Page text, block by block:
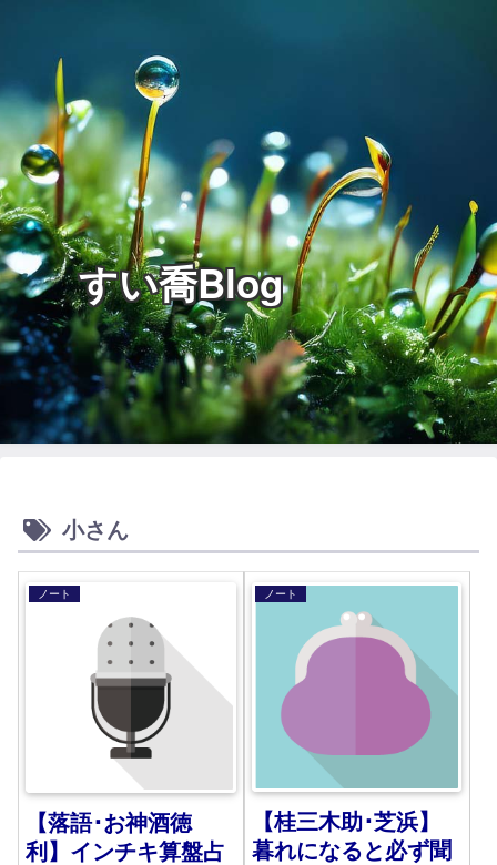
すい喬Blog
小さん
ノート
【落語･お神酒徳
利】インチキ算盤占
ノート
【桂三木助･芝浜】
暮れになると必ず聞